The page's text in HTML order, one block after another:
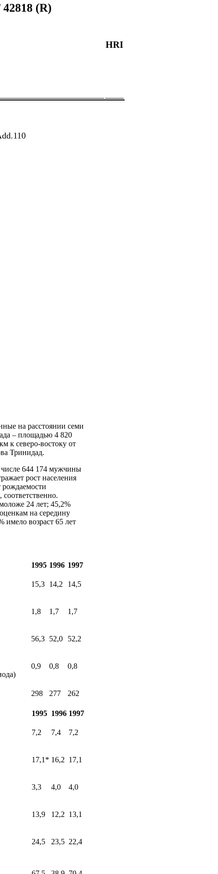
(R)
HRI
на расстоянии семи
– площадью 4 820
к северо-востоку от
Тринидад.
числе 644 174 мужчины
рост населения
рождаемости
24 лет; 45,2%
на середину
возраст 65 лет
1995 1996 1997
15,3 14,2 14,5
1,8 1,7 1,7
56,3 52,0 52,2
0,9 0,8 0,8
298 277 262
1995 1996 1997
7,2 7,4 7,2
17,1* 16,2 17,1
3,3 4,0 4,0
13,9 12,2 13,1
24,5 23,5 22,4